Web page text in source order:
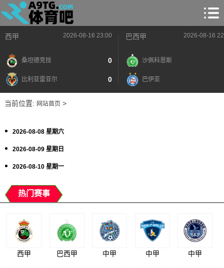
西甲 2026-08-16 23:00
桑坦德竞技 0
比利亚雷亚尔 0
巴西甲 2026-08-16
沙佩科恩斯
巴伊亚
当前位置: 网站首页>
2026-08-08 星期六
2026-08-09 星期日
2026-08-10 星期一
热门赛事
西甲 巴西甲 中甲 中甲 中甲